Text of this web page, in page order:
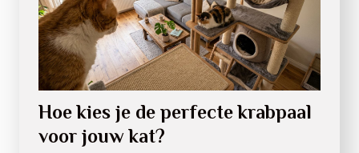
Hoe kies je de perfecte krabpaal
voor jouw kat?